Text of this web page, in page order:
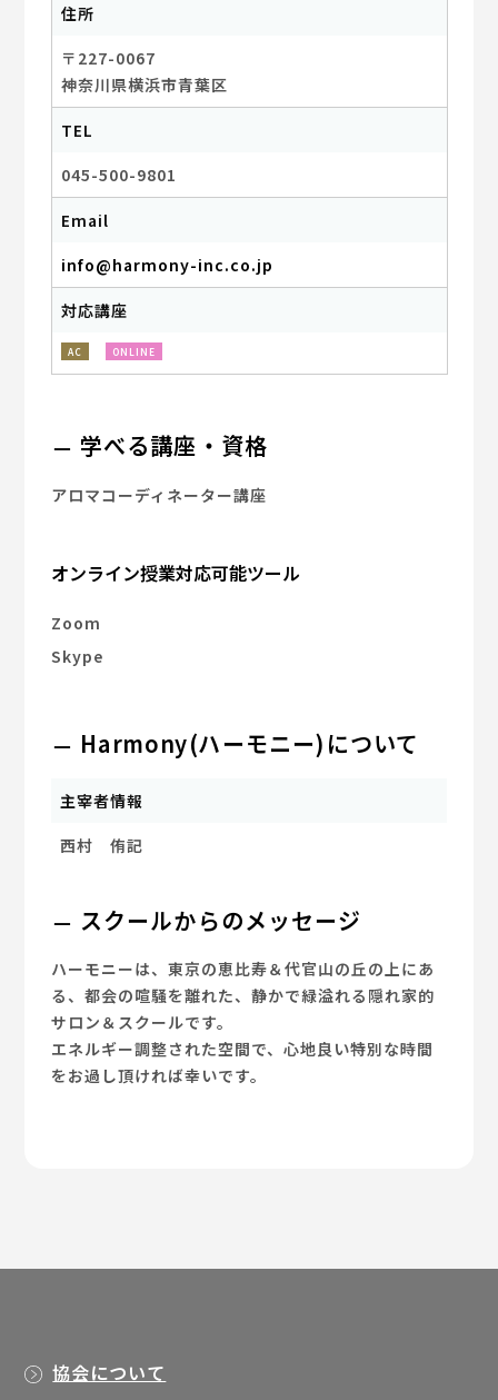
住所
〒227-0067
神奈川県横浜市青葉区
TEL
045-500-9801
Email
info@harmony-inc.co.jp
対応講座
AC ONLINE
学べる講座・資格
アロマコーディネーター講座
オンライン授業対応可能ツール
Zoom
Skype
Harmony(ハーモニー)について
主宰者情報
西村 侑記
スクールからのメッセージ
ハーモニーは、東京の恵比寿＆代官山の丘の上にあ
る、都会の喧騒を離れた、静かで緑溢れる隠れ家的
サロン＆スクールです。
エネルギー調整された空間で、心地良い特別な時間
をお過し頂ければ幸いです。
協会について